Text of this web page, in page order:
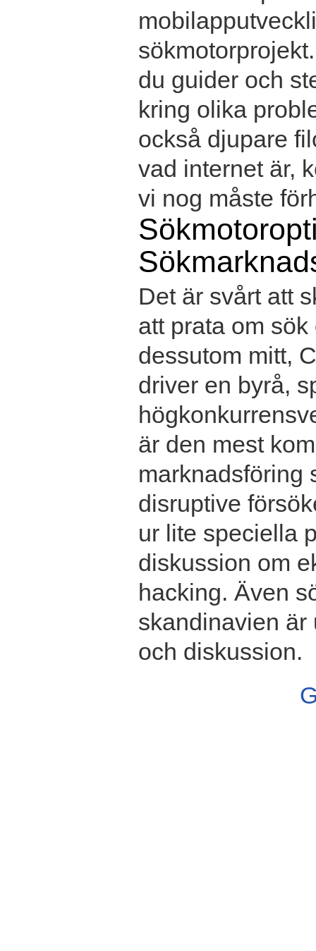
du guider och
kring olika
också djupare
vad internet är,
vi nog måste
Det är svårt att
att prata om
dessutom mitt,
driver en byrå,
är den mest
marknadsföring
disruptive
ur lite speciella
diskussion om
hacking. Även
skandinavien är
och diskussion.